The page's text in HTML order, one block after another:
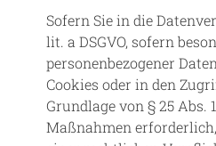
Sofern Sie in die
lit. a DSGVO, sofern
personenbezogener
Cookies oder in den
Grundlage von § 25
Maßnahmen